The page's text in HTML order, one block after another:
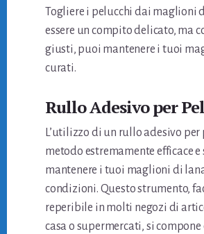
Togliere i pelucchi dai maglioni
essere un compito delicato, ma
giusti, puoi mantenere i tuoi
curati.
Rullo Adesivo per
L’utilizzo di un rullo adesivo per
metodo estremamente efficace
mantenere i tuoi maglioni di
condizioni. Questo strumento,
reperibile in molti negozi di
casa o supermercati, si compone